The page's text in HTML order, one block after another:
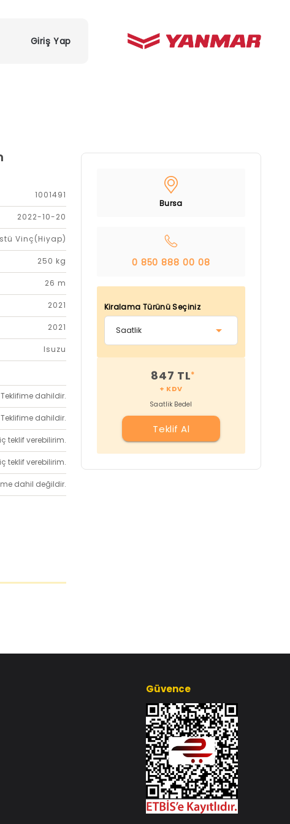
Giriş Yap
1001491
2022-10-20
Vinç(Hiyap)
250 kg
26 m
2021
2021
Isuzu
Teklifime dahildir.
Teklifime dahildir.
teklif verebilirim.
teklif verebilirim.
dahil değildir.
Bursa
0 850 888 00 08
Kiralama Türünü Seçiniz
847 TL*
+ KDV
Saatlik Bedel
Teklif Al
Güvence